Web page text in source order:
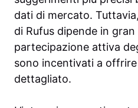
dati di mercato.
di Rufus dipende in
partecipazione attiva
sono incentivati a
dettagliato.